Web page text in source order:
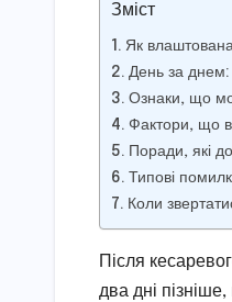
Зміст
Як влаштована
День за днем:
Ознаки, що
Фактори, що
Поради, які
Типові
Коли
Після
два дні